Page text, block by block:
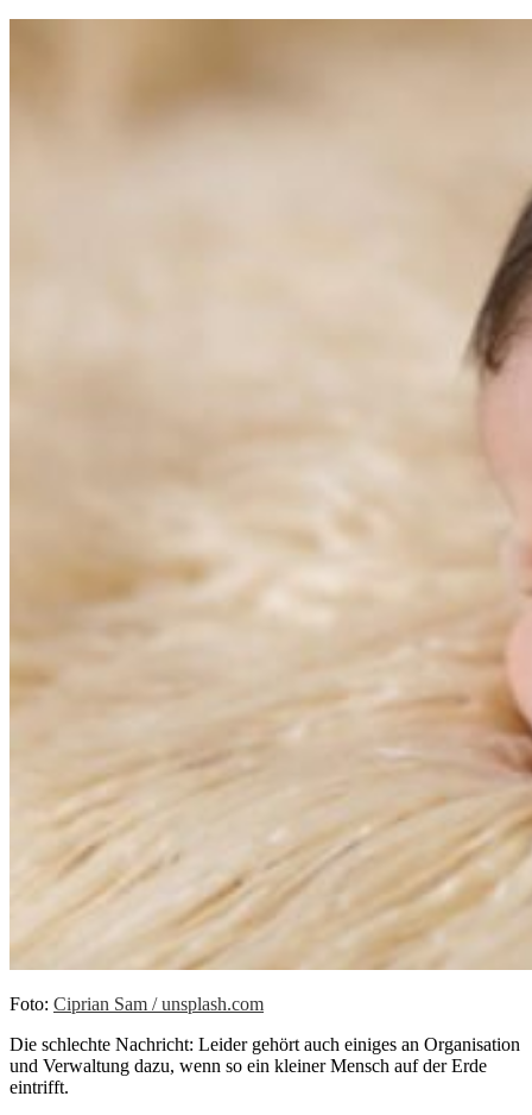
Foto: Ciprian Sam / unsplash.com
Die schlechte Nachricht: Leider gehört auch einiges an Organisation
und Verwaltung dazu, wenn so ein kleiner Mensch auf der Erde
eintrifft.